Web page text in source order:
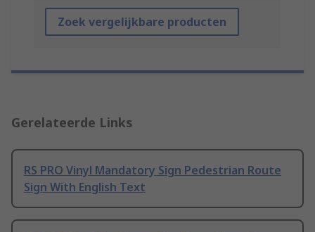
Zoek vergelijkbare producten
Gerelateerde Links
RS PRO Vinyl Mandatory Sign Pedestrian Route
Sign With English Text